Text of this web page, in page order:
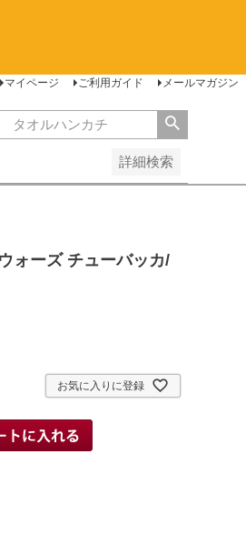
マイページ ご利用ガイド メールマガジン
詳細検索
ォーズ チューバッカ/
お気に入りに登録